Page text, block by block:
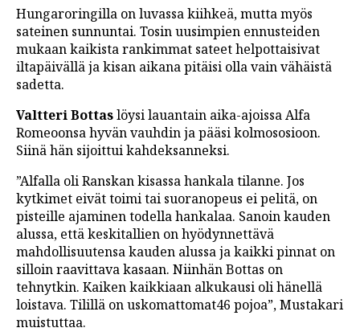
Hungaroringilla on luvassa kiihkeä, mutta myös
sateinen sunnuntai. Tosin uusimpien ennusteiden
mukaan kaikista rankimmat sateet helpottaisivat
iltapäivällä ja kisan aikana pitäisi olla vain vähäistä
sadetta.
Valtteri Bottaslöysi lauantain aika-ajoissa Alfa
Romeoonsa hyvän vauhdin ja pääsi kolmososioon.
Siinä hän sijoittui kahdeksanneksi.
”Alfalla oli Ranskan kisassa hankala tilanne. Jos
kytkimet eivät toimi tai suoranopeus ei pelitä, on
pisteille ajaminen todella hankalaa. Sanoin kauden
alussa, että keskitallien on hyödynnettävä
mahdollisuutensa kauden alussa ja kaikki pinnat on
silloin raavittava kasaan. Niinhän Bottas on
tehnytkin. Kaiken kaikkiaan alkukausi oli hänellä
loistava. Tilillä on uskomattomat46 pojoa”, Mustakari
muistuttaa.